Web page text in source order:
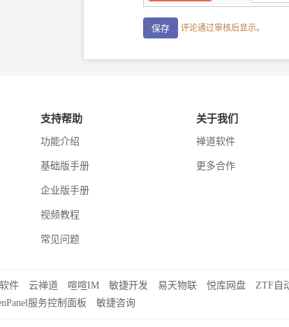
评论通过审核后显示。
支持帮助
功能介绍
基础版手册
企业版手册
视频教程
常见问题
关于我们
禅道软件
更多合作
件 云禅道 喧喧IM 敏捷开发 易天物联 悦库网盘 ZTF自
服务控制面板 敏捷咨询